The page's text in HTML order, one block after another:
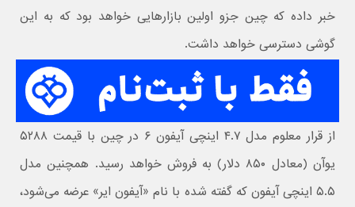
خبر داده که چین جزو اولین بازارهایی خواهد بود که به این
گوشی دسترسی خواهد داشت.
از قرار معلوم مدل ۴.۷ اینچی آیفون ۶ در چین با قیمت ۵۲۸۸
یوآن (معادل ۸۵۰ دلار) به فروش خواهد رسید. همچنین مدل
۵.۵ اینچی آیفون که گفته شده با نام «آیفون ایر» عرضه می‌شود،